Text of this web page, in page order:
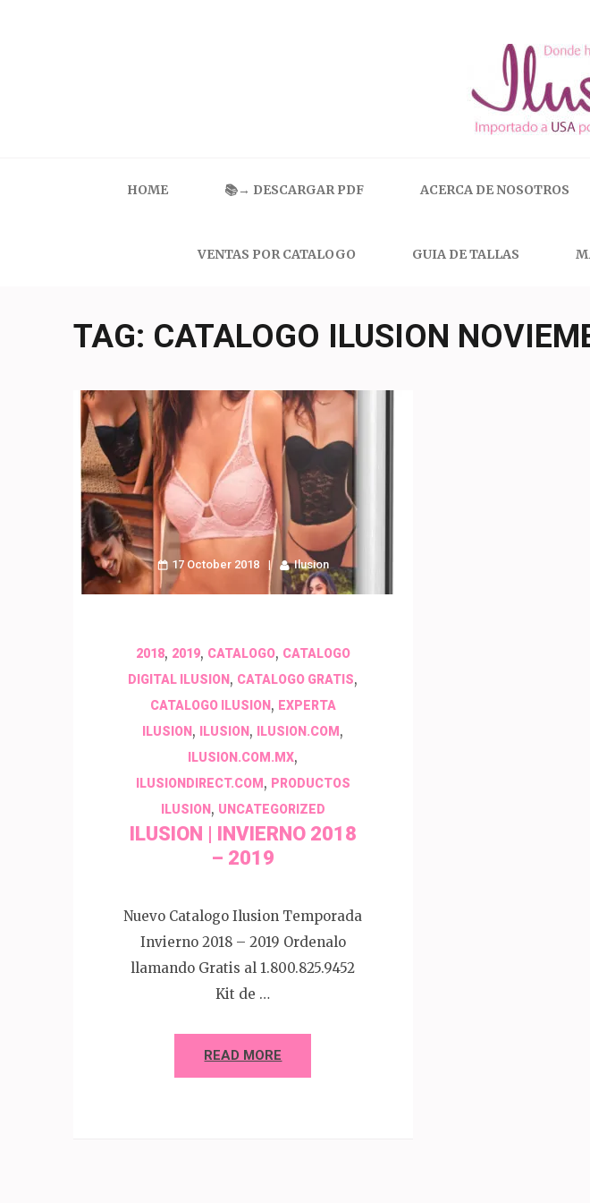
HOME 📚→ DESCARGAR PDF ACERCA DE NOSOTROS
VENTAS POR CATALOGO GUIA DE TALLAS
TAG: CATALOGO ILUSION
17 October 2018 Ilusion
2018, 2019, CATALOGO, CATALOGO
DIGITAL ILUSION , CATALOGO GRATIS,
CATALOGO ILUSION, EXPERTA
ILUSION , ILUSION , ILUSION.COM ,
ILUSION.COM.MX,
ILUSIONDIRECT.COM , PRODUCTOS
ILUSION, UNCATEGORIZED
ILUSION | INVIERNO 2018
– 2019
Nuevo Catalogo Ilusion Temporada
Invierno 2018 – 2019 Ordenalo
llamando Gratis al 1.800.825.9452
Kit de …
READ MORE